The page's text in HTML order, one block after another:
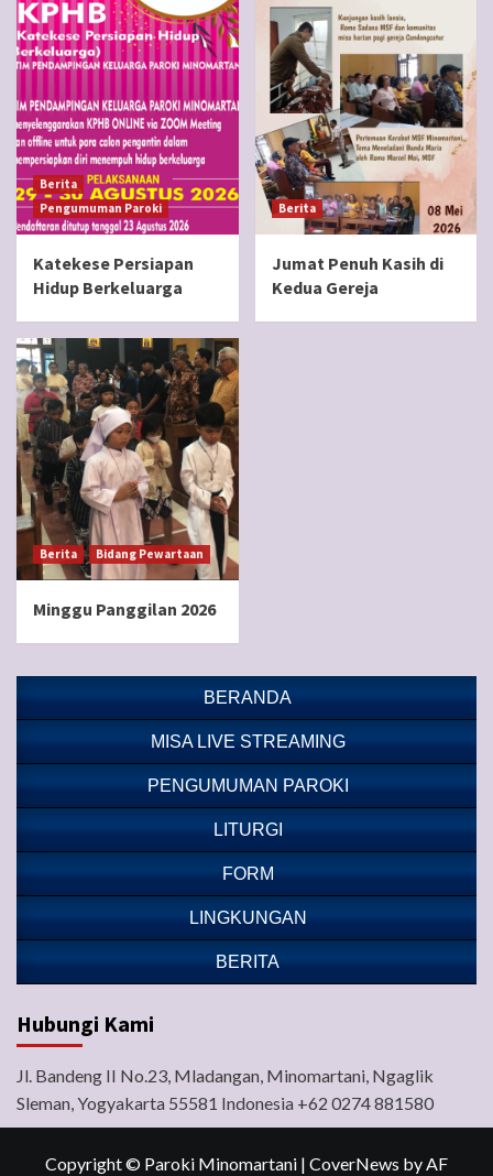
Berita
Pengumuman Paroki
Katekese Persiapan
Hidup Berkeluarga
Berita
Jumat Penuh Kasih di
Kedua Gereja
Berita Bidang Pewartaan
Minggu Panggilan 2026
BERANDA
MISA LIVE STREAMING
PENGUMUMAN PAROKI
LITURGI
FORM
LINGKUNGAN
BERITA
Hubungi Kami
Jl. Bandeng II No.23, Mladangan, Minomartani, Ngaglik
Sleman, Yogyakarta 55581 Indonesia +62 0274 881580
Copyright © Paroki Minomartani | CoverNews by AF